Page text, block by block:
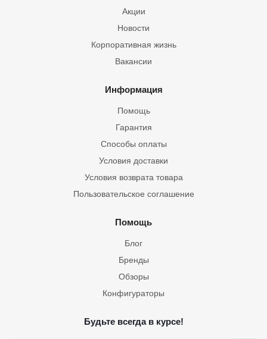
Акции
Новости
Корпоративная жизнь
Вакансии
Информация
Помощь
Гарантия
Способы оплаты
Условия доставки
Условия возврата товара
Пользовательское соглашение
Помощь
Блог
Бренды
Обзоры
Конфигураторы
Будьте всегда в курсе!